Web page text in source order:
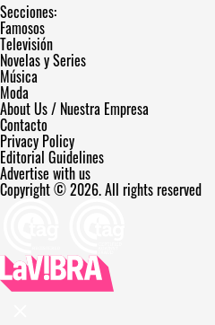
Secciones:
Famosos
Televisión
Novelas y Series
Música
Moda
About Us / Nuestra Empresa
Contacto
Privacy Policy
Editorial Guidelines
Advertise with us
Copyright © 2026. All rights reserved